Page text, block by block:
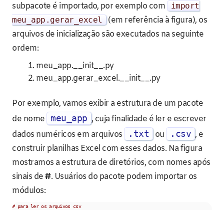
subpacote é importado, por exemplo com
import
meu_app . gerar_excel
(em referência à figura), os
arquivos de inicialização são executados na seguinte
ordem:
meu_app.__init__.py
meu_app.gerar_excel.__init__.py
Por exemplo, vamos exibir a estrutura de um pacote
de nome
meu_app , cuja finalidade é ler e escrever
dados numéricos em arquivos
.txt ou .csv , e
construir planilhas Excel com esses dados. Na figura
mostramos a estrutura de diretórios, com nomes após
sinais de#. Usuários do pacote podem importar os
módulos:
# para ler os arquivos csv